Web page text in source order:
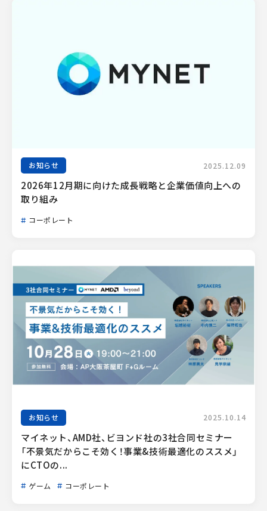
お知らせ 2025.12.09
2026年12月期に向けた成長戦略と企業価値向上への
取り組み
コーポレート
お知らせ 2025.10.14
マイネット、AMD社、ビヨンド社の3社合同セミナー
「不景気だからこそ効く！事業&技術最適化のススメ」
にCTOの...
ゲーム コーポレート